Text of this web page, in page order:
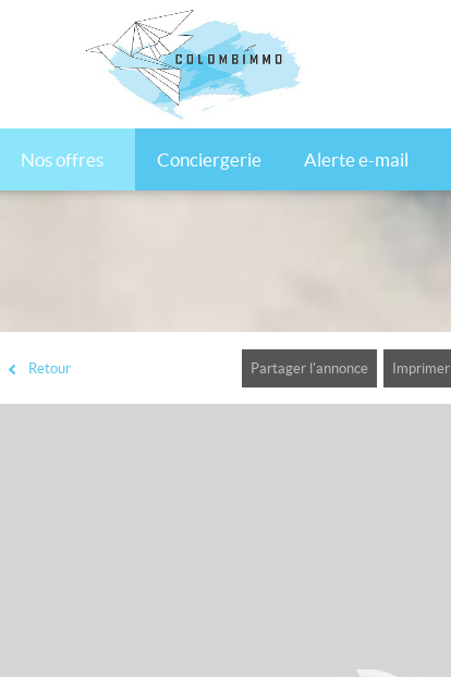
Nos offres Conciergerie Alerte e-mail
Retour Partager l'annonce Imprimer